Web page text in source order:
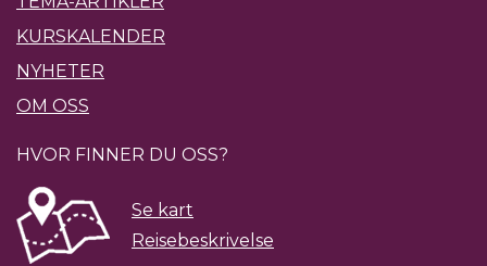
KURSKALENDER
NYHETER
OM OSS
HVOR FINNER DU OSS?
Se kart
Reisebeskrivelse